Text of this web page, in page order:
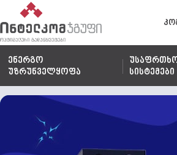
ენერგო
უზრუნველყოფა
სისტემები